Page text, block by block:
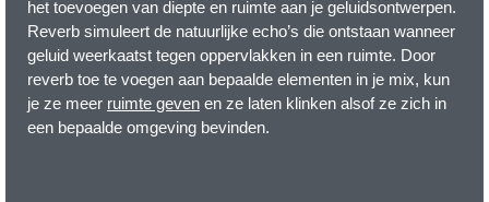
het toevoegen van diepte en ruimte aan je geluidsontwerpen.
Reverb simuleert de natuurlijke echo’s die ontstaan wanneer
geluid weerkaatst tegen oppervlakken in een ruimte. Door
reverb toe te voegen aan bepaalde elementen in je mix, kun
je ze meer ruimte geven en ze laten klinken alsof ze zich in
een bepaalde omgeving bevinden.